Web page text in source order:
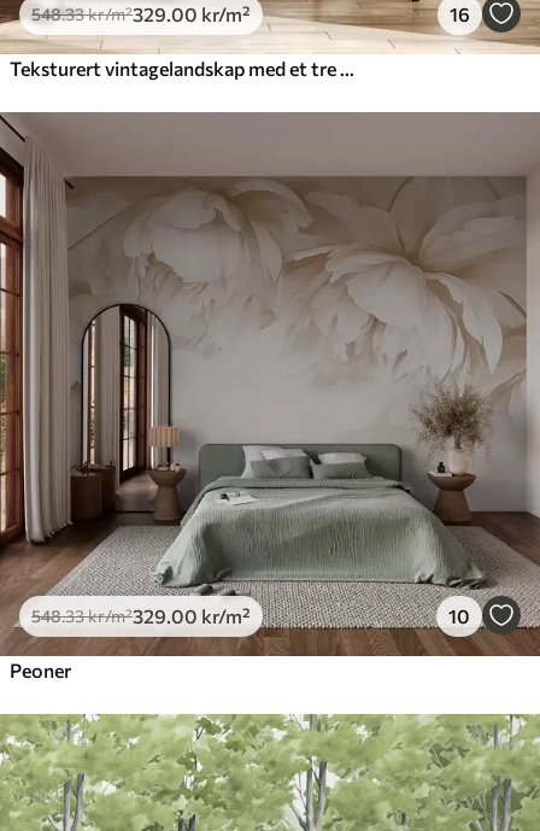
548.33kr/m²329 .00 kr/m² 16
548.33kr/m²329 .00 kr/m² 10
Peoner